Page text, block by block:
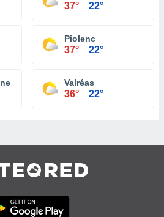
37° 22°
Piolenc
37° 22°
Valréas
36° 22°